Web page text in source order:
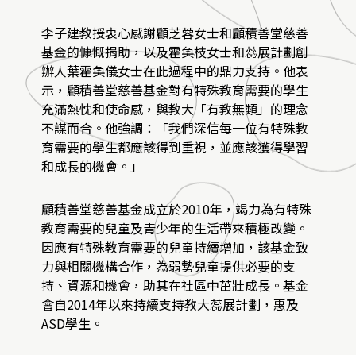
李子建教授衷心感謝顧芝蓉女士和顧積善堂慈善
基金的慷慨捐助，以及霍奐枝女士和蕊展計劃創
辦人葉霍奐儀女士在此過程中的鼎力支持。他表
示，顧積善堂慈善基金對有特殊教育需要的學生
充滿熱忱和使命感，與教大「有教無類」的理念
不謀而合。他強調：「我們深信每一位有特殊教
育需要的學生都應該得到重視，並應該獲得學習
和成長的機會。」
顧積善堂慈善基金成立於2010年，竭力為有特殊
教育需要的兒童及青少年的生活帶來積極改變。
因應有特殊教育需要的兒童持續增加，該基金致
力與相關機構合作，為弱勢兒童提供必要的支
持、資源和機會，助其在社區中茁壯成長。基金
會自2014年以來持續支持教大蕊展計劃，惠及
ASD學生。